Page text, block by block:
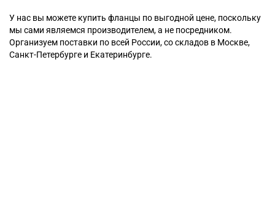
У нас вы можете купить фланцы по выгодной цене, поскольку
мы сами являемся производителем, а не посредником.
Организуем поставки по всей России, со складов в Москве,
Санкт-Петербурге и Екатеринбурге.